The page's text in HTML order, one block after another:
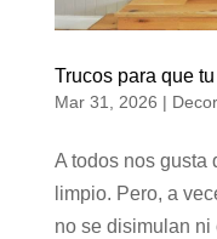
Trucos para que
Mar 31, 2026 |
A todos nos gusta
limpio. Pero, a
no se disimulan